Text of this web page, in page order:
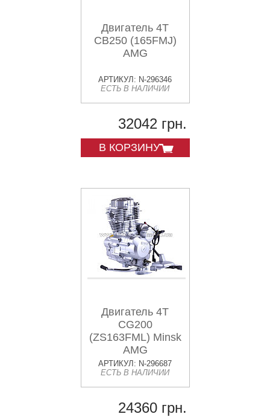
Двигатель 4T
CB250 (165FMJ)
AMG
АРТИКУЛ: N-296346
ЕСТЬ В НАЛИЧИИ
32042 грн.
В КОРЗИНУ
Двигатель 4T
CG200
(ZS163FML) Minsk
AMG
АРТИКУЛ: N-296687
ЕСТЬ В НАЛИЧИИ
24360 грн.